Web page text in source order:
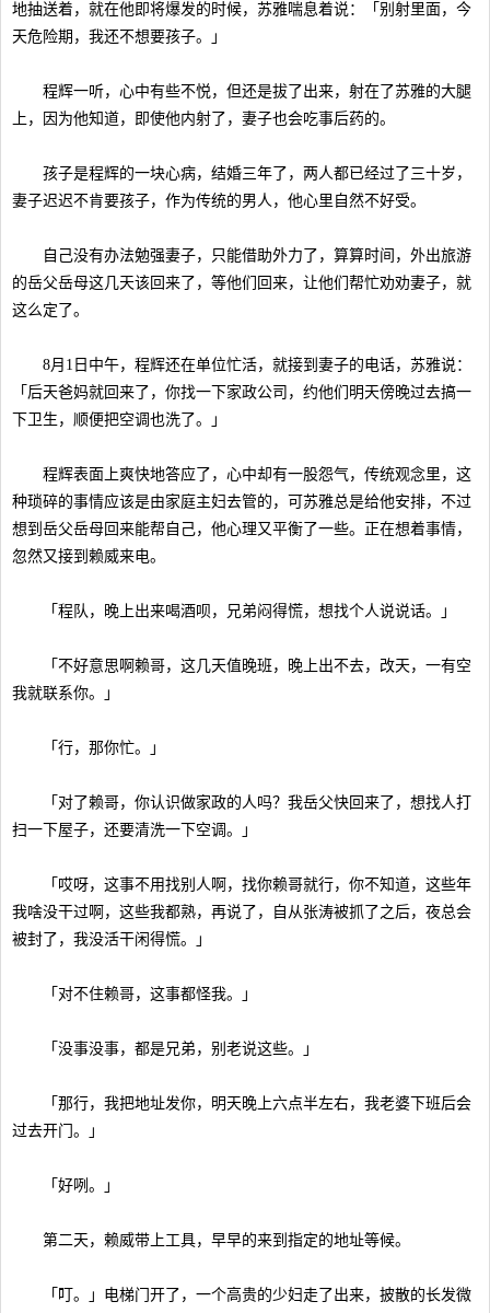
地抽送着，就在他即将爆发的时候，苏雅喘息着说：「别射里面，今
天危险期，我还不想要孩子。」
程辉一听，心中有些不悦，但还是拔了出来，射在了苏雅的大腿
上，因为他知道，即使他内射了，妻子也会吃事后药的。
孩子是程辉的一块心病，结婚三年了，两人都已经过了三十岁，
妻子迟迟不肯要孩子，作为传统的男人，他心里自然不好受。
自己没有办法勉强妻子，只能借助外力了，算算时间，外出旅游
的岳父岳母这几天该回来了，等他们回来，让他们帮忙劝劝妻子，就
这么定了。
8月1日中午，程辉还在单位忙活，就接到妻子的电话，苏雅说：
「后天爸妈就回来了，你找一下家政公司，约他们明天傍晚过去搞一
下卫生，顺便把空调也洗了。」
程辉表面上爽快地答应了，心中却有一股怨气，传统观念里，这
种琐碎的事情应该是由家庭主妇去管的，可苏雅总是给他安排，不过
想到岳父岳母回来能帮自己，他心理又平衡了一些。正在想着事情，
忽然又接到赖威来电。
「程队，晚上出来喝酒呗，兄弟闷得慌，想找个人说说话。」
「不好意思啊赖哥，这几天值晚班，晚上出不去，改天，一有空
我就联系你。」
「行，那你忙。」
「对了赖哥，你认识做家政的人吗？我岳父快回来了，想找人打
扫一下屋子，还要清洗一下空调。」
「哎呀，这事不用找别人啊，找你赖哥就行，你不知道，这些年
我啥没干过啊，这些我都熟，再说了，自从张涛被抓了之后，夜总会
被封了，我没活干闲得慌。」
「对不住赖哥，这事都怪我。」
「没事没事，都是兄弟，别老说这些。」
「那行，我把地址发你，明天晚上六点半左右，我老婆下班后会
过去开门。」
「好咧。」
第二天，赖威带上工具，早早的来到指定的地址等候。
「叮。」电梯门开了，一个高贵的少妇走了出来，披散的长发微